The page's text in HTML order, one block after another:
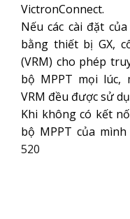
VictronConnect.
Nếu các cài đặt
bằng thiết bị GX,
(VRM) cho phép
bộ MPPT mọi lúc,
VRM đều được sử
Khi không có kết
bộ MPPT của
520